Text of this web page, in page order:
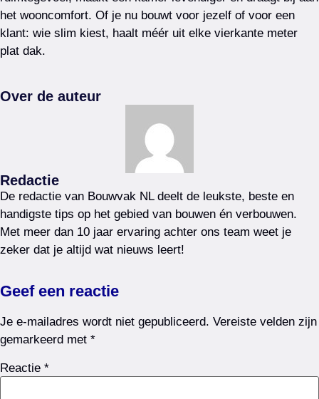
het wooncomfort. Of je nu bouwt voor jezelf of voor een
klant: wie slim kiest, haalt méér uit elke vierkante meter
plat dak.
Over de auteur
Redactie
De redactie van Bouwvak NL deelt de leukste, beste en
handigste tips op het gebied van bouwen én verbouwen.
Met meer dan 10 jaar ervaring achter ons team weet je
zeker dat je altijd wat nieuws leert!
Geef een reactie
Je e-mailadres wordt niet gepubliceerd. Vereiste velden zijn
gemarkeerd met *
Reactie *